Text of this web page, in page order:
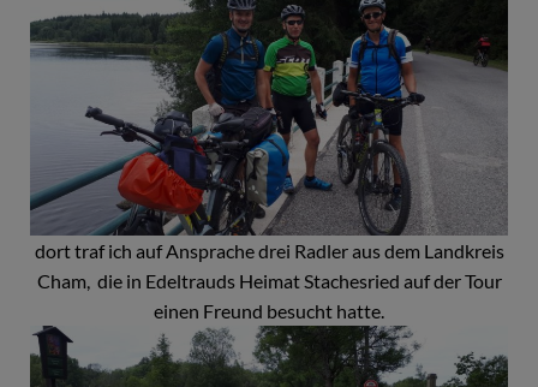
dort traf ich auf Ansprache drei Radler aus dem Landkreis
Cham, die in Edeltrauds Heimat Stachesried auf der Tour
einen Freund besucht hatte.